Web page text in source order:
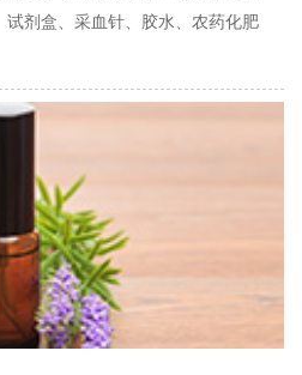
剂盒、采血针、胶水、农药化肥